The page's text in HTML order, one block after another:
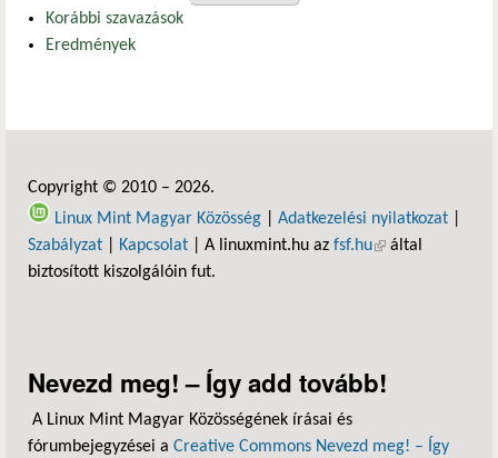
Korábbi szavazások
Eredmények
Copyright © 2010 – 2026.
Linux Mint Magyar Közösség
Adatkezelési nyilatkozat
Szabályzat
Kapcsolat | A linuxmint.hu az fsf.hu(külső hivatkozás)
által
biztosított kiszolgálóin fut.
Nevezd meg! – Így add tovább!
A Linux Mint Magyar Közösségének írásai és
fórumbejegyzései a Creative Commons Nevezd meg! – Így